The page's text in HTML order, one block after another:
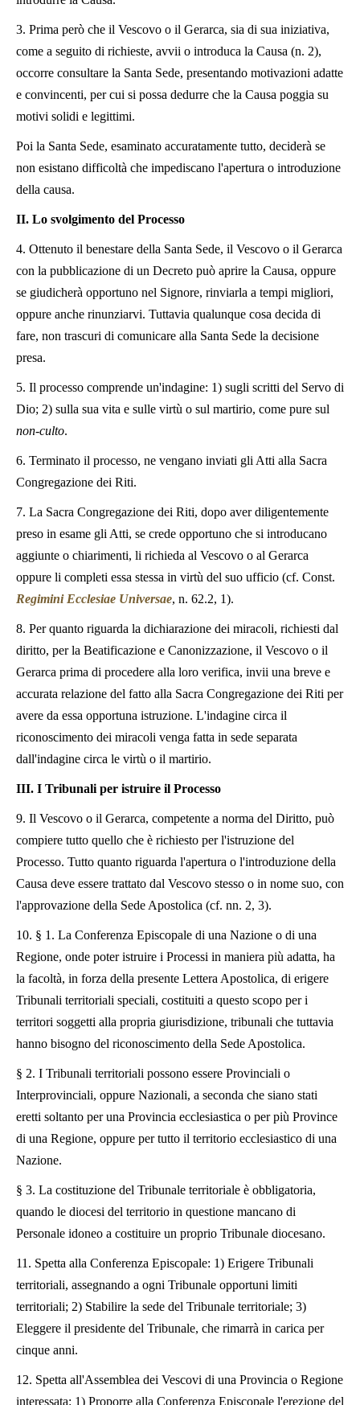
3. Prima però che il Vescovo o il Gerarca, sia di sua iniziativa,
come a seguito di richieste, avvii o introduca la Causa (n. 2),
occorre consultare la Santa Sede, presentando motivazioni adatte
e convincenti, per cui si possa dedurre che la Causa poggia su
motivi solidi e legittimi.
Poi la Santa Sede, esaminato accuratamente tutto, deciderà se
non esistano difficoltà che impediscano l'apertura o introduzione
della causa.
II. Lo svolgimento del Processo
4. Ottenuto il benestare della Santa Sede, il Vescovo o il Gerarca
con la pubblicazione di un Decreto può aprire la Causa, oppure
se giudicherà opportuno nel Signore, rinviarla a tempi migliori,
oppure anche rinunziarvi. Tuttavia qualunque cosa decida di
fare, non trascuri di comunicare alla Santa Sede la decisione
presa.
5. Il processo comprende un'indagine: 1) sugli scritti del Servo di
Dio; 2) sulla sua vita e sulle virtù o sul martirio, come pure sul
non-culto.
6. Terminato il processo, ne vengano inviati gli Atti alla Sacra
Congregazione dei Riti.
7. La Sacra Congregazione dei Riti, dopo aver diligentemente
preso in esame gli Atti, se crede opportuno che si introducano
aggiunte o chiarimenti, li richieda al Vescovo o al Gerarca
oppure li completi essa stessa in virtù del suo ufficio (cf. Const.
Regimini Ecclesiae Universae, n. 62.2, 1).
8. Per quanto riguarda la dichiarazione dei miracoli, richiesti dal
diritto, per la Beatificazione e Canonizzazione, il Vescovo o il
Gerarca prima di procedere alla loro verifica, invii una breve e
accurata relazione del fatto alla Sacra Congregazione dei Riti per
avere da essa opportuna istruzione. L'indagine circa il
riconoscimento dei miracoli venga fatta in sede separata
dall'indagine circa le virtù o il martirio.
III. I Tribunali per istruire il Processo
9. Il Vescovo o il Gerarca, competente a norma del Diritto, può
compiere tutto quello che è richiesto per l'istruzione del
Processo. Tutto quanto riguarda l'apertura o l'introduzione della
Causa deve essere trattato dal Vescovo stesso o in nome suo, con
l'approvazione della Sede Apostolica (cf. nn. 2, 3).
10. § 1. La Conferenza Episcopale di una Nazione o di una
Regione, onde poter istruire i Processi in maniera più adatta, ha
la facoltà, in forza della presente Lettera Apostolica, di erigere
Tribunali territoriali speciali, costituiti a questo scopo per i
territori soggetti alla propria giurisdizione, tribunali che tuttavia
hanno bisogno del riconoscimento della Sede Apostolica.
§ 2. I Tribunali territoriali possono essere Provinciali o
Interprovinciali, oppure Nazionali, a seconda che siano stati
eretti soltanto per una Provincia ecclesiastica o per più Province
di una Regione, oppure per tutto il territorio ecclesiastico di una
Nazione.
§ 3. La costituzione del Tribunale territoriale è obbligatoria,
quando le diocesi del territorio in questione mancano di
Personale idoneo a costituire un proprio Tribunale diocesano.
11. Spetta alla Conferenza Episcopale: 1) Erigere Tribunali
territoriali, assegnando a ogni Tribunale opportuni limiti
territoriali; 2) Stabilire la sede del Tribunale territoriale; 3)
Eleggere il presidente del Tribunale, che rimarrà in carica per
cinque anni.
12. Spetta all'Assemblea dei Vescovi di una Provincia o Regione
interessata: 1) Proporre alla Conferenza Episcopale l'erezione del